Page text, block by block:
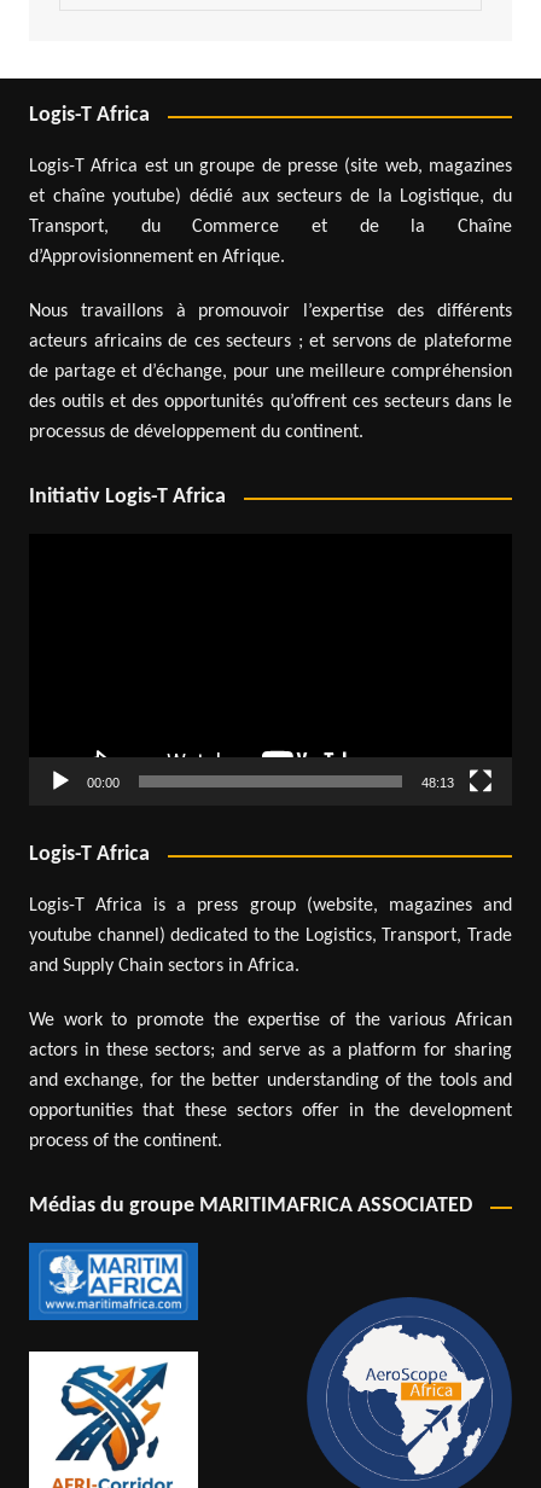
Logis-T Africa
Logis-T Africa est un groupe de presse (site web, magazines
et chaîne youtube) dédié aux secteurs de la Logistique, du
Transport, du Commerce et de la Chaîne
d’Approvisionnement en Afrique.
Nous travaillons à promouvoir l’expertise des différents
acteurs africains de ces secteurs ; et servons de plateforme
de partage et d’échange, pour une meilleure compréhension
des outils et des opportunités qu’offrent ces secteurs dans le
processus de développement du continent.
Initiativ Logis-T Africa
00:00 48:13
Logis-T Africa
Logis-T Africa is a press group (website, magazines and
youtube channel) dedicated to the Logistics, Transport, Trade
and Supply Chain sectors in Africa.
We work to promote the expertise of the various African
actors in these sectors; and serve as a platform for sharing
and exchange, for the better understanding of the tools and
opportunities that these sectors offer in the development
process of the continent.
Médias du groupe MARITIMAFRICA ASSOCIATED